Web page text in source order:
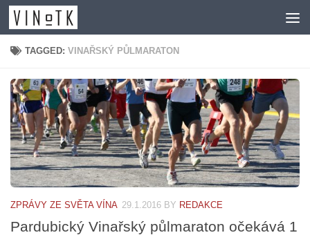
Skip to content
TAGGED:VINAŘSKÝ PŮLMARATON
ZPRÁVY ZE SVĚTA VÍNA 29.1.2016 BY REDAKCE
Pardubický Vinařský půlmaraton očekává 1